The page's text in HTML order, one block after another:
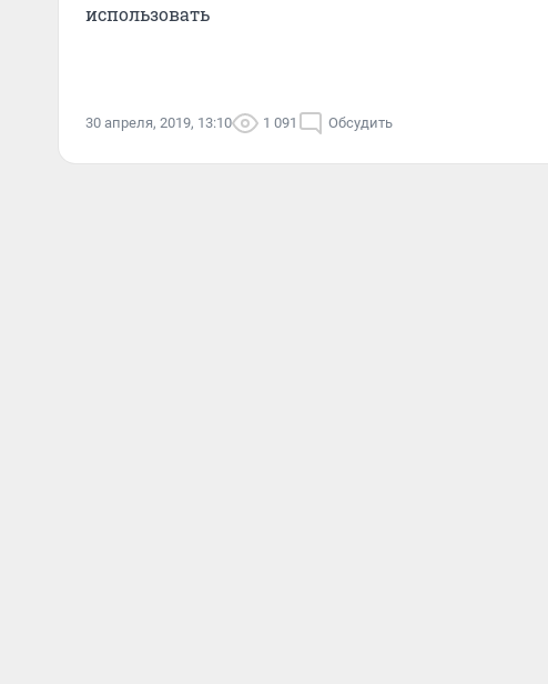
использовать
30 апреля, 2019, 13:10 1 091 Обсудить